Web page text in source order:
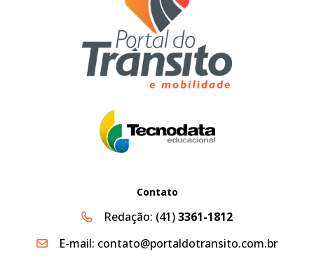
Contato
Redação: (41)3361-1812
E-mail: contato@portaldotransito.com.br